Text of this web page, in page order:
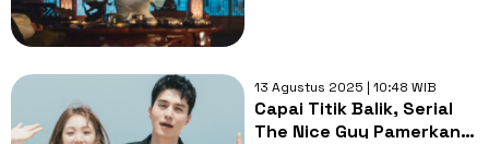
13 Agustus 2025 | 10:48 WIB
Capai Titik Balik, Serial
The Nice Guy Pamerkan